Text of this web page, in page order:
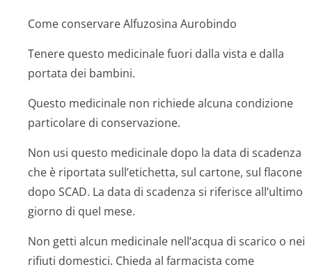
Come conservare Alfuzosina Aurobindo
Tenere questo medicinale fuori dalla vista e dalla
portata dei bambini.
Questo medicinale non richiede alcuna condizione
particolare di conservazione.
Non usi questo medicinale dopo la data di scadenza
che è riportata sull’etichetta, sul cartone, sul flacone
dopo SCAD. La data di scadenza si riferisce all’ultimo
giorno di quel mese.
Non getti alcun medicinale nell’acqua di scarico o nei
rifiuti domestici. Chieda al farmacista come